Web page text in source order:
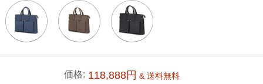
価格: 118,888円 & 送料無料